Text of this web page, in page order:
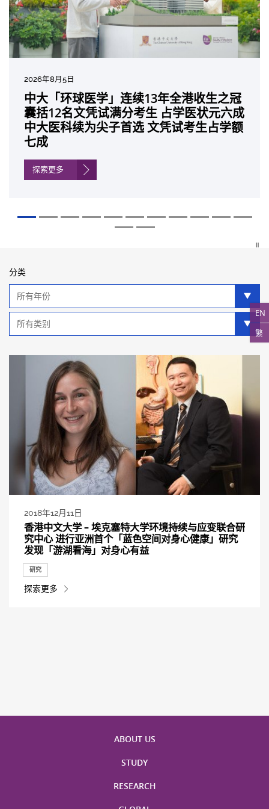
EN
繁
2026年8月5日
中大「环球医学」连续13年全港收生之冠
囊括12名文凭试满分考生 占学医状元六成
中大医科续为尖子首选 文凭试考生占学额
七成
探索更多
2026年7月27日
中大成立崭新 ITECH医疗科技评估平台 推
动健康经济分析及价值医疗
探索更多
2026年7月10日
中大研发「AI-OCT」系统助测糖尿黄斑水
肿 假阳性转介个案锐减六成 缩短患者轮
候诊症时间
2026年7月10日
中大黄秀娟教授获颁中国工程界最高荣誉
「光华工程科技奖」 成为今届医药衞生领
域唯一香港学者
2026年7月7日
中大新设「香港中文大学凤凰奖学金」嘉
许公开试状元 鼓励学医状元走出课堂放眼
世界 装备21世纪妙手仁医
2026年6月29日
中大全新一站式PGT-Plus方案 精准辨识
传统检测中复杂基因异常「盲点」 降低人
工受孕流产及异常妊娠风险
2026年6月22日
中大发现青光眼治疗新靶点 小鼠实验证实
可恢复七成视力 有助开创崭新神经保护疗
法
2026年6月17日
中大成功拆解肝癌免疫治疗耐药性机制 揭
一种免疫细胞具「除废喂食」新功能助癌
细胞耐药性
2026年6月10日
中大与多名全球专家共同牵头跨国肺癌研
究 逾半晚期ALK阳性肺癌病人七年无恶化
因特定基因异常而引起的肺癌有望变成
「慢性病」 患者可与病共存
探索更多
2026年6月5日
中大教授陈重娥获颁「清野裕杰出领袖
奖」 成为本港首名学者荣膺亚洲糖尿病教
研最高荣誉
2026年6月2日
中大汇聚逾200位区域专家 探讨私人医疗
保险如何推动全民健康覆盖
探索更多
2026年5月19日
中大张源津医生成首位亚洲研究员 荣获国
际泌尿科权威奖项John K. Lattimer 讲座
奖
2026年5月14日
中大取得「从实验室到临床应用」研究突
破 初步证实GLP-1药物可改善严重中风康
复情况
分类
类
类
2018年12月11日
香港中文大学 – 埃克塞特大学环境持续与应变联合研
究中心 进行亚洲首个「蓝色空间对身心健康」研究
发现「游湖看海」对身心有益
研究
探索更多
ABOUT US
STUDY
RESEARCH